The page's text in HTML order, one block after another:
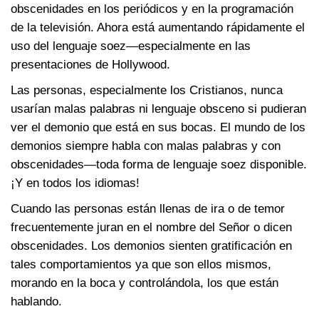
obscenidades en los periódicos y en la programación
de la televisión. Ahora está aumentando rápidamente el
uso del lenguaje soez—especialmente en las
presentaciones de Hollywood.
Las personas, especialmente los Cristianos, nunca
usarían malas palabras ni lenguaje obsceno si pudieran
ver el demonio que está en sus bocas. El mundo de los
demonios siempre habla con malas palabras y con
obscenidades—toda forma de lenguaje soez disponible.
¡Y en todos los idiomas!
Cuando las personas están llenas de ira o de temor
frecuentemente juran en el nombre del Señor o dicen
obscenidades. Los demonios sienten gratificación en
tales comportamientos ya que son ellos mismos,
morando en la boca y controlándola, los que están
hablando.